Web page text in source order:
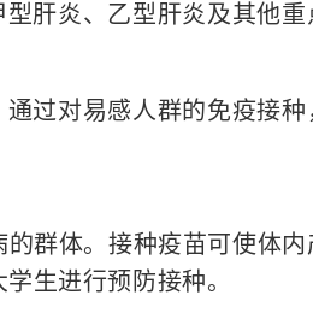
肝炎、乙型肝炎及其他重
过对易感人群的免疫接种
群体。接种疫苗可使体内
生进行预防接种。